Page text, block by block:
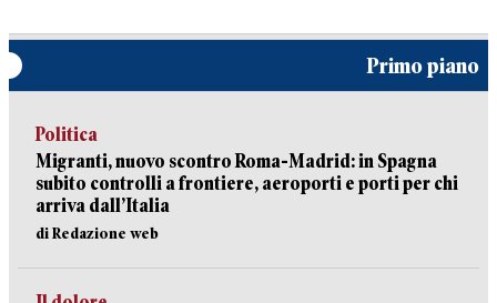
Primo piano
Politica
Migranti, nuovo scontro Roma-Madrid: in Spagna
subito controlli a frontiere, aeroporti e porti per chi
arriva dall’Italia
di Redazione web